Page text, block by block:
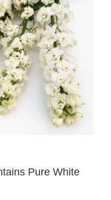
Pure White